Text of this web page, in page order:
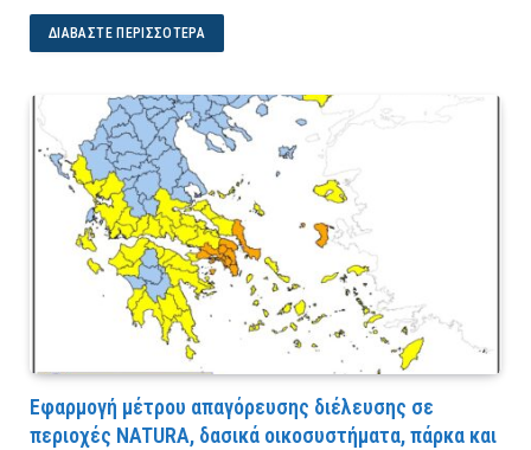
ΔΙΑΒΆΣΤΕ ΠΕΡΙΣΣΌΤΕΡΑ
Εφαρμογή μέτρου απαγόρευσης διέλευσης σε
περιοχές NATURA, δασικά οικοσυστήματα, πάρκα και